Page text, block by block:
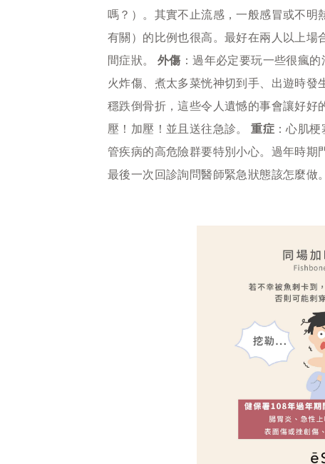
嗎？）。其實不止流感，一般感冒或不
有關）的比例也很高。最好在兩人以上場
間症狀。
外傷 ：過年必定要玩一些很瘋
火炸傷、煮太多菜恍神切到手、出遊時
穩跌倒骨折，這些令人遺憾的事會讓好
壓！加壓！並且送往急診。
重症 ：心肌
管疾病的高危險群要特別小心。過年時
最後一次回診詢問醫師緊急狀態該怎麼做。